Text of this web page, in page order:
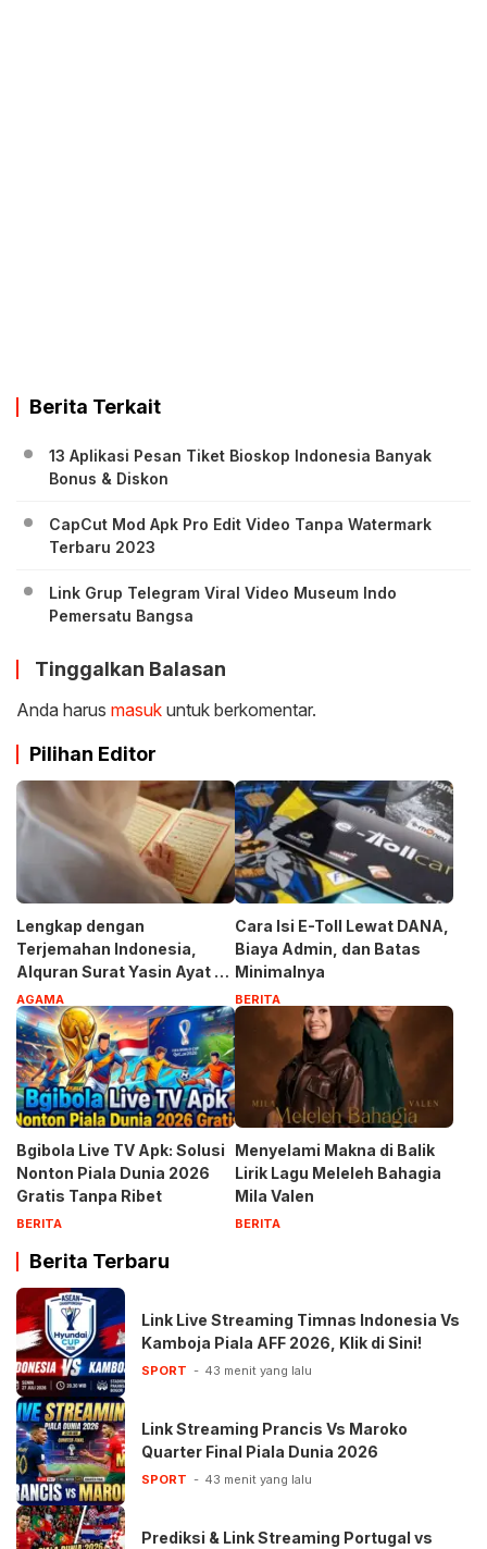
Berita Terkait
13 Aplikasi Pesan Tiket Bioskop Indonesia Banyak
Bonus & Diskon
CapCut Mod Apk Pro Edit Video Tanpa Watermark
Terbaru 2023
Link Grup Telegram Viral Video Museum Indo
Pemersatu Bangsa
Tinggalkan Balasan
Anda harus masuk untuk berkomentar.
Pilihan Editor
Lengkap dengan
Terjemahan Indonesia,
Alquran Surat Yasin Ayat 1-
83
AGAMA
Cara Isi E-Toll Lewat DANA,
Biaya Admin, dan Batas
Minimalnya
BERITA
Bgibola Live TV Apk: Solusi
Nonton Piala Dunia 2026
Gratis Tanpa Ribet
BERITA
Menyelami Makna di Balik
Lirik Lagu Meleleh Bahagia
Mila Valen
BERITA
Berita Terbaru
Link Live Streaming Timnas Indonesia Vs
Kamboja Piala AFF 2026, Klik di Sini!
SPORT 43 menit yang lalu
Link Streaming Prancis Vs Maroko
Quarter Final Piala Dunia 2026
SPORT 43 menit yang lalu
Prediksi & Link Streaming Portugal vs